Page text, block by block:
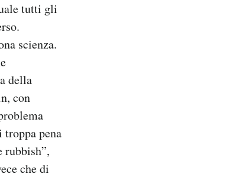
tutti gli
scienza.
della
con
pena
rubbish”,
che di